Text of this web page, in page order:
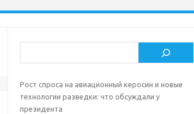
Рост спроса на авиационный керосин и новые
технологии разведки: что обсуждали у
президента